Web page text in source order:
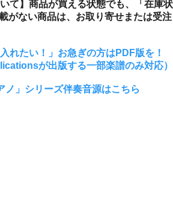
て】商品が買える状態でも、「在庫状
がない商品は、お取り寄せまたは受注
れたい！」お急ぎの方はPDF版を！
が出版する一部楽譜のみ対応）
」シリーズ伴奏音源はこちら